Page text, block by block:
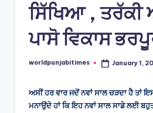
ਸਿੱਖਿਆ , ਤਰੱਕੀ
ਪਾਸੋ ਵਿਕਾਸ
Posted
worldpunjabitimes January 1,
ਅਸੀਂ ਹਰ ਵਾਰ ਜਦੋਂ ਨਵਾਂ ਸਾਲ ਚੜਦਾ ਹੈ
ਮਨਾਉਂਦੇ ਹਾਂ ਕਿ ਇਹ ਨਵਾਂ ਸਾਲ ਸਾਡੇ ਲਈ